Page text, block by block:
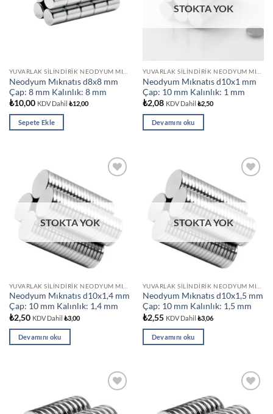
Neodyum Mıknatıs d8x8 mm
Çap: 8 mm Kalınlık: 8 mm
₺10,00 KDV Dahil ₺12,00
Sepete Ekle
STOKTA YOK
Neodyum Mıknatıs d10x1 mm
Çap: 10 mm Kalınlık: 1 mm
₺2,08 KDV Dahil ₺2,50
Devamını oku
STOKTA YOK
Neodyum Mıknatıs d10x1,4 mm
Çap: 10 mm Kalınlık: 1,4 mm
₺2,50 KDV Dahil ₺3,00
Devamını oku
STOKTA YOK
Neodyum Mıknatıs d10x1,5 mm
Çap: 10 mm Kalınlık: 1,5 mm
₺2,55 KDV Dahil ₺3,06
Devamını oku
wishlist
wishlist